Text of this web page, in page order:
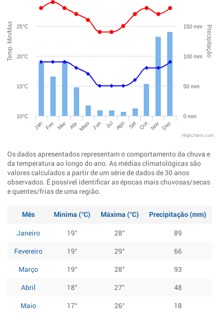
Temp. Min/Max Precipitação
Jan Fev Mar Abr Maio Jun Jul Ago Set Out Nov Dez
10°C
15°C
20°C
25°C
0 mm
50 mm
100 mm
150 mm
Highcharts.com
Os dados apresentados representam o comportamento da chuva e
da temperatura ao longo do ano. As médias climatológicas são
valores calculados a partir de um série de dados de 30 anos
observados. É possível identificar as épocas mais chuvosas/secas
e quentes/frias de uma região.
Mês Minima (°C) Máxima (°C)
Precipitação (mm)
Janeiro
19° 28°
89
Fevereiro
19° 29°
66
Março
19° 28°
93
Abril
18° 27°
48
Maio
17° 26°
18